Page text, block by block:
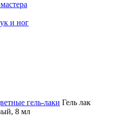
и ног
гель-лаки Гель лак
8 мл